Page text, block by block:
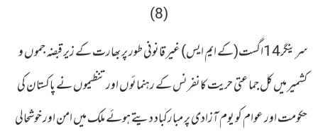
سرینگر14اگست(کے ایم ایس) غیر قانونی طور پر بھارت کے زیر قبضہ جموں و
کشمیر میں کل جماعتی حریت کانفرنس کے رہنمائوں اور تنظیموں نے پاکستان کی
حکومت اور عوام کو یوم آزادی پر مبارکباد دیتے ہوئے ملک میں امن اور خوشحالی